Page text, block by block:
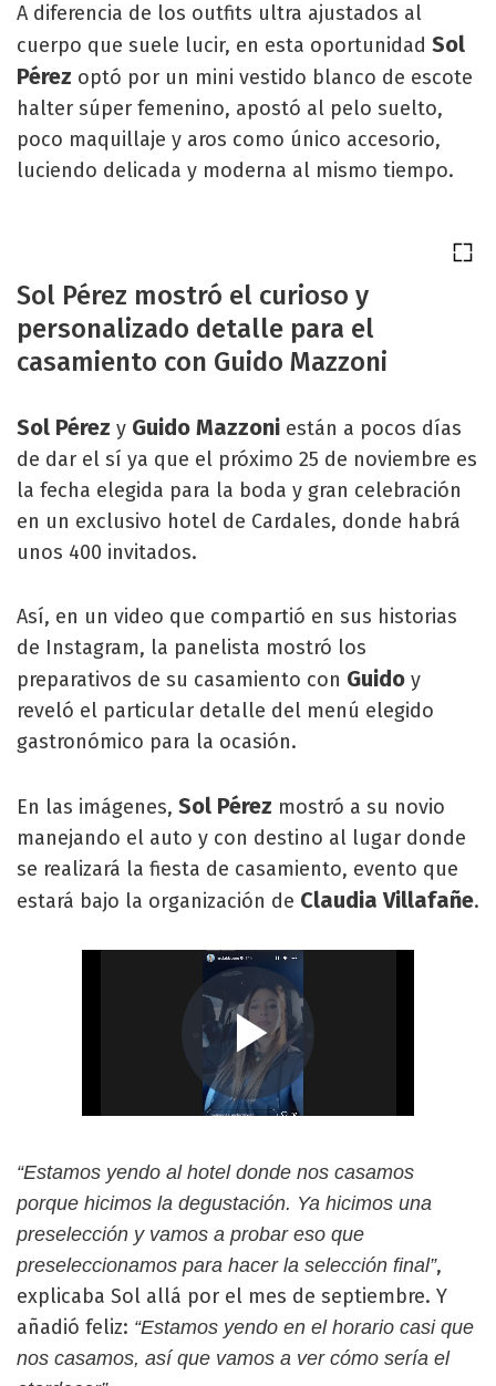
A diferencia de los outfits ultra ajustados al
cuerpo que suele lucir, en esta oportunidad Sol
Pérez optó por un mini vestido blanco de escote
halter súper femenino, apostó al pelo suelto,
poco maquillaje y aros como único accesorio,
luciendo delicada y moderna al mismo tiempo.
Sol Pérez mostró el curioso y
personalizado detalle para el
casamiento con Guido Mazzoni
Sol Pérez y Guido Mazzoni están a pocos días
de dar el sí ya que el próximo 25 de noviembre es
la fecha elegida para la boda y gran celebración
en un exclusivo hotel de Cardales, donde habrá
unos 400 invitados.
Así, en un video que compartió en sus historias
de Instagram, la panelista mostró los
preparativos de su casamiento con Guido y
reveló el particular detalle del menú elegido
gastronómico para la ocasión.
En las imágenes, Sol Pérez mostró a su novio
manejando el auto y con destino al lugar donde
se realizará la fiesta de casamiento, evento que
estará bajo la organización de Claudia Villafañe.
“Estamos yendo al hotel donde nos casamos
porque hicimos la degustación. Ya hicimos una
preselección y vamos a probar eso que
preseleccionamos para hacer la selección final”,
explicaba Sol allá por el mes de septiembre. Y
añadió feliz: “Estamos yendo en el horario casi que
nos casamos, así que vamos a ver cómo sería el